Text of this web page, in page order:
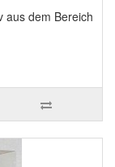
aus dem Bereich